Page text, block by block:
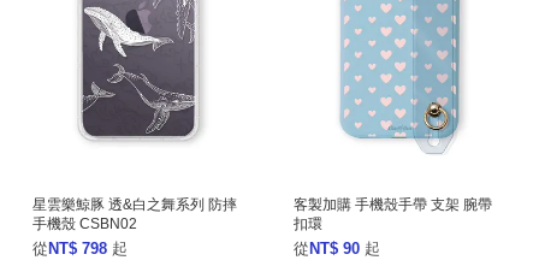
星雲樂鯨豚 透&白之舞系列 防摔
手機殼 CSBN02
從 NT$ 798 起
客製加購 手機殼手帶 支架 腕帶
扣環
從 NT$ 90 起